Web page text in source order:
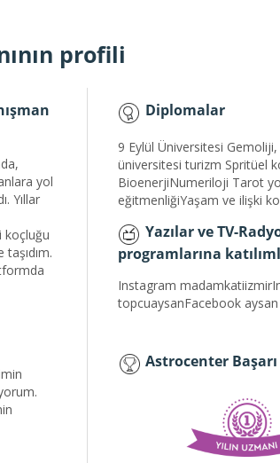
profili
yol
Yıllar
koçluğu
Diplomalar
9 Eylül Üniversitesi
üniversitesi turizm Spritüel
BioenerjiNumeriloji Tarot
eğitmenliğiYaşam ve ilişki
Yazılar ve TV-
programlarına
Instagram
topcuaysanFacebook
Astrocenter